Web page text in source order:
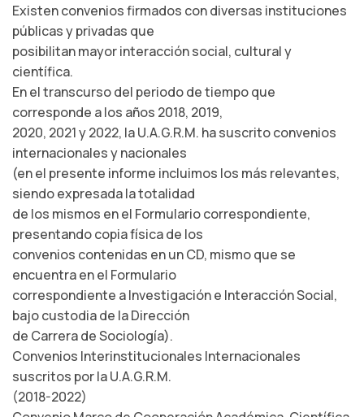
Existen convenios firmados con diversas instituciones
públicas y privadas que
posibilitan mayor interacción social, cultural y
científica.
En el transcurso del periodo de tiempo que
corresponde a los años 2018, 2019,
2020, 2021 y 2022, la U.A.G.R.M. ha suscrito convenios
internacionales y nacionales
(en el presente informe incluimos los más relevantes,
siendo expresada la totalidad
de los mismos en el Formulario correspondiente,
presentando copia física de los
convenios contenidas en un CD, mismo que se
encuentra en el Formulario
correspondiente a Investigación e Interacción Social,
bajo custodia de la Dirección
de Carrera de Sociología).
Convenios Interinstitucionales Internacionales
suscritos por la U.A.G.R.M.
(2018-2022)